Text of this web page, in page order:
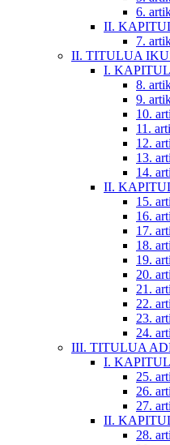
6.
II.
7.
II. TITULUA
I.
8.
9.
10.
11.
12.
13.
14.
II.
15.
16.
17.
18.
19.
20.
21.
22.
23.
24.
III. TITULUA
I.
25.
26.
27.
II.
28.